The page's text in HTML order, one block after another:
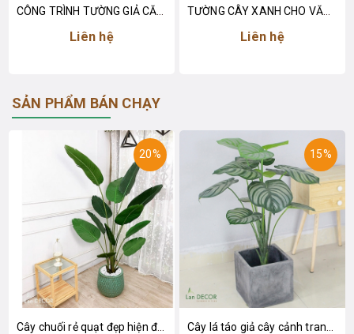
Liên hệ
TƯỜNG CÂY XANH CHO VĂN PHÒNG WIKILAND - TC201
Liên hệ
SẢN PHẨM BÁN CHẠY
20%
Cây chuối rẻ quạt đẹp hiện đại trang trí 1m8 - LC3019 (Gồm 12 lá)
15%